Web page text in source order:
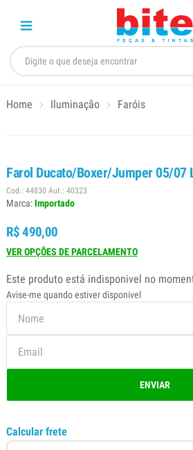
Home Iluminação Faróis
Farol Ducato/Boxer/Jumper 05/07
Cod.: 44830 Aut.: 40323
Marca:Importado
R$ 490,00
VER OPÇÕES DE PARCELAMENTO
Este produto está indisponivel no
Avise-me quando estiver disponivel
ENVIAR
Calcular frete